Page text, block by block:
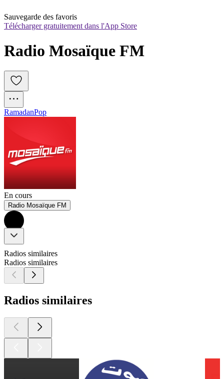
Sauvegarde des favoris
Télécharger gratuitement dans l'App Store
Radio Mosaïque FM
RamadanPop
En cours
Radio Mosaïque FM
Radios similaires
Radios similaires
Radios similaires